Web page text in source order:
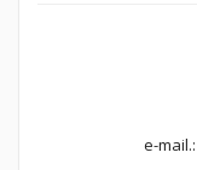
e-mail.: